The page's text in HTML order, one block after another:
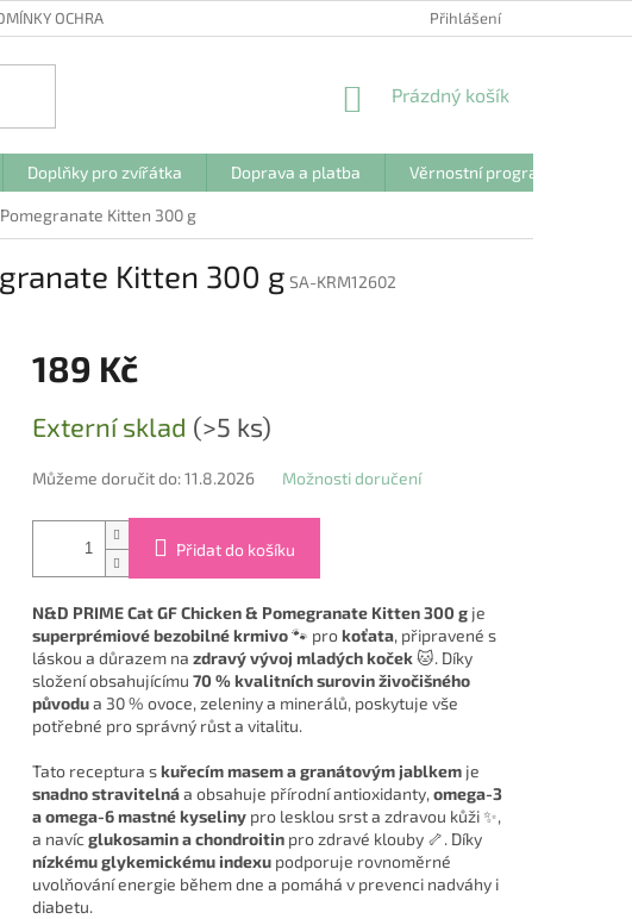
OCHRANY OSOBNÍCH ÚDAJŮ Přihlášení
NÁKUPNÍ
Prázdný košík
Doplňky pro zvířátka Doprava a platba Věrnostní program
Pomegranate Kitten 300 g
Kitten 300 g SA-KRM12602
189 Kč
cena:
Externí sklad (>5 ks)
Můžeme doručit do: 11.8.2026 Možnosti doručení
Přidat do košíku
N&D PRIME Cat GF Chicken & Pomegranate Kitten 300 gje
superprémiové bezobilné krmivo🐾 prokoťata, připravené s
láskou a důrazem na zdravý vývoj mladých koček🐱. Díky
složení obsahujícímu 70 % kvalitních surovin živočišného
původua 30 % ovoce, zeleniny a minerálů, poskytuje vše
potřebné pro správný růst a vitalitu.
Tato receptura skuřecím masem a granátovým jablkemje
snadno stravitelnáa obsahuje přírodní antioxidanty,omega-3
a omega-6 mastné kyselinypro lesklou srst a zdravou kůži ✨,
a navícglukosamin a chondroitinpro zdravé klouby 🦴. Díky
nízkému glykemickému indexupodporuje rovnoměrné
uvolňování energie během dne a pomáhá v prevenci nadváhy i
diabetu.